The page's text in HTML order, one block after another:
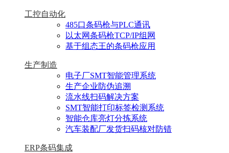
工控自动化
485口条码枪与PLC通讯
以太网条码枪TCP/IP组网
基于组态王的条码枪应用
生产制造
电子厂SMT智能管理系统
生产企业防伪追溯
流水线扫码解决方案
SMT智能打印标签检测系统
智能仓库亮灯分拣系统
汽车装配厂发货扫码核对防错
ERP条码集成